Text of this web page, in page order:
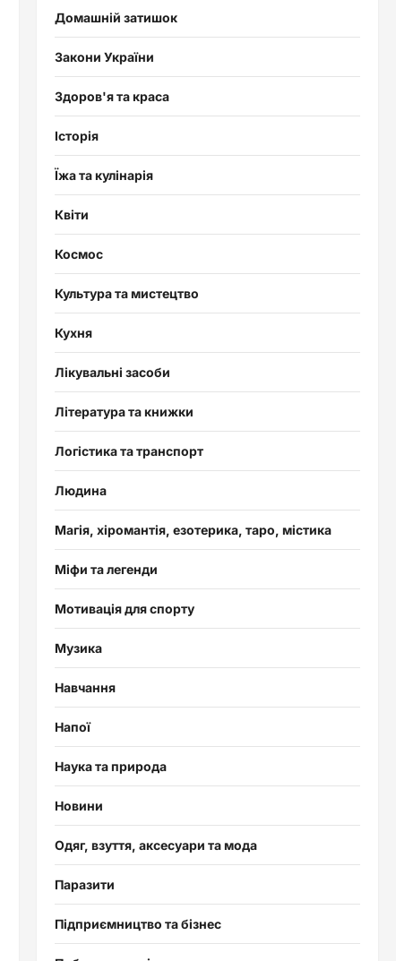
Домашній затишок
Закони України
Здоров'я та краса
Історія
Їжа та кулінарія
Квіти
Космос
Культура та мистецтво
Кухня
Лікувальні засоби
Література та книжки
Логістика та транспорт
Людина
Магія, хіромантія, езотерика, таро, містика
Міфи та легенди
Мотивація для спорту
Музика
Навчання
Напої
Наука та природа
Новини
Одяг, взуття, аксесуари та мода
Паразити
Підприємництво та бізнес